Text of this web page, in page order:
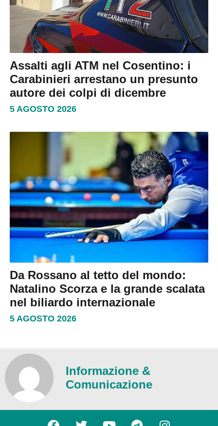
Assalti agli ATM nel Cosentino: i
Carabinieri arrestano un presunto
autore dei colpi di dicembre
5 AGOSTO 2026
Da Rossano al tetto del mondo:
Natalino Scorza e la grande scalata
nel biliardo internazionale
5 AGOSTO 2026
Informazione &
Comunicazione